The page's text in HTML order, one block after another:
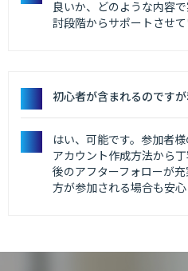
良いか、どのような内容
討段階からサポートさせて
初心者が含まれるのです
はい、可能です。参加者
アカウント作成方法から
後のアフターフォローが
方が参加される場合も安心